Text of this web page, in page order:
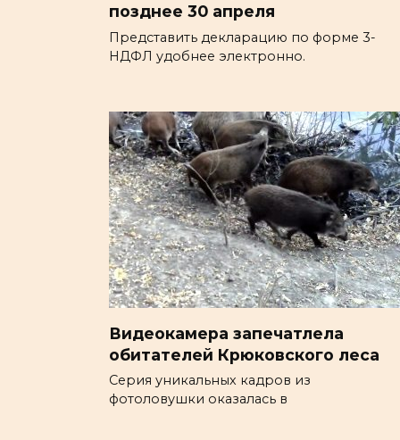
позднее 30 апреля
Представить декларацию по форме 3-
НДФЛ удобнее электронно.
Видеокамера запечатлела
обитателей Крюковского леса
Серия уникальных кадров из
фотоловушки оказалась в